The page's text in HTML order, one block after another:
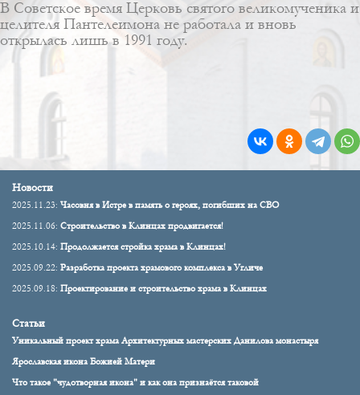
В Советское время Церковь святого великомученика и
целителя Пантелеимона не работала и вновь
открылась лишь в 1991 году.
Новости
2025.11.23: Часовня в Истре в память о героях, погибших на СВО
2025.11.06: Строительство в Клинцах продвигается!
2025.10.14: Продолжается стройка храма в Клинцах!
2025.09.22: Разработка проекта храмового комплекса в Угличе
2025.09.18: Проектирование и строительство храма в Клинцах
Статьи
Уникальный проект храма Архитектурных мастерских Данилова монастыря
Ярославская икона Божией Матери
Что такое "чудотворная икона" и как она признаётся таковой